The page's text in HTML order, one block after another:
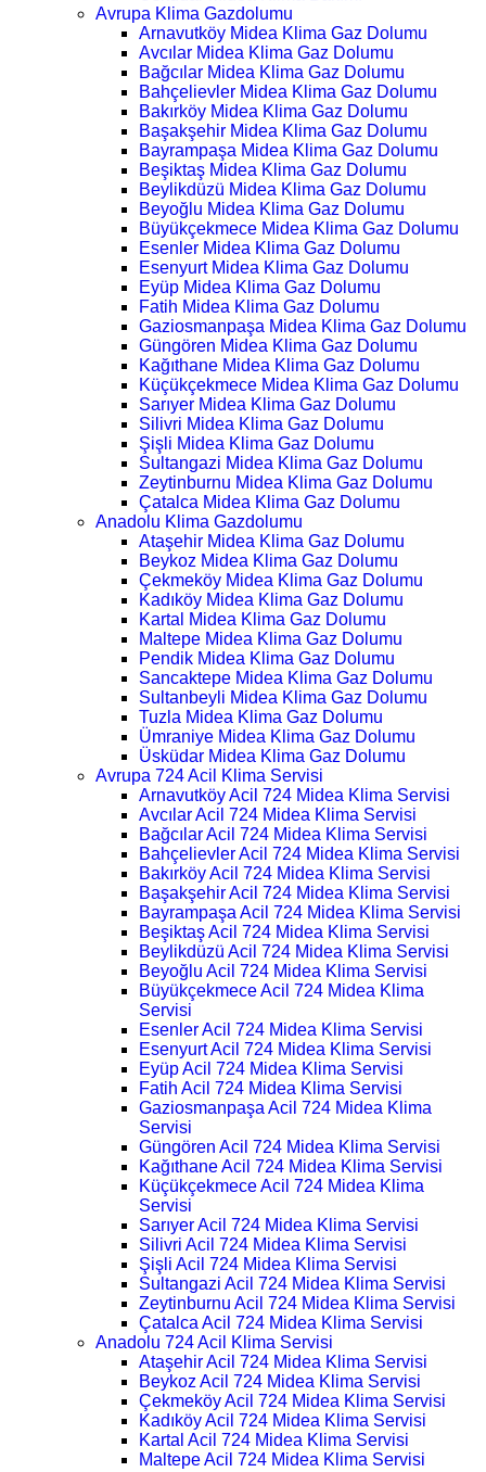
Avrupa Klima Gazdolumu
Arnavutköy Midea Klima Gaz Dolumu
Avcılar Midea Klima Gaz Dolumu
Bağcılar Midea Klima Gaz Dolumu
Bahçelievler Midea Klima Gaz Dolumu
Bakırköy Midea Klima Gaz Dolumu
Başakşehir Midea Klima Gaz Dolumu
Bayrampaşa Midea Klima Gaz Dolumu
Beşiktaş Midea Klima Gaz Dolumu
Beylikdüzü Midea Klima Gaz Dolumu
Beyoğlu Midea Klima Gaz Dolumu
Büyükçekmece Midea Klima Gaz Dolumu
Esenler Midea Klima Gaz Dolumu
Esenyurt Midea Klima Gaz Dolumu
Eyüp Midea Klima Gaz Dolumu
Fatih Midea Klima Gaz Dolumu
Gaziosmanpaşa Midea Klima Gaz Dolumu
Güngören Midea Klima Gaz Dolumu
Kağıthane Midea Klima Gaz Dolumu
Küçükçekmece Midea Klima Gaz Dolumu
Sarıyer Midea Klima Gaz Dolumu
Silivri Midea Klima Gaz Dolumu
Şişli Midea Klima Gaz Dolumu
Sultangazi Midea Klima Gaz Dolumu
Zeytinburnu Midea Klima Gaz Dolumu
Çatalca Midea Klima Gaz Dolumu
Anadolu Klima Gazdolumu
Ataşehir Midea Klima Gaz Dolumu
Beykoz Midea Klima Gaz Dolumu
Çekmeköy Midea Klima Gaz Dolumu
Kadıköy Midea Klima Gaz Dolumu
Kartal Midea Klima Gaz Dolumu
Maltepe Midea Klima Gaz Dolumu
Pendik Midea Klima Gaz Dolumu
Sancaktepe Midea Klima Gaz Dolumu
Sultanbeyli Midea Klima Gaz Dolumu
Tuzla Midea Klima Gaz Dolumu
Ümraniye Midea Klima Gaz Dolumu
Üsküdar Midea Klima Gaz Dolumu
Avrupa 724 Acil Klima Servisi
Arnavutköy Acil 724 Midea Klima Servisi
Avcılar Acil 724 Midea Klima Servisi
Bağcılar Acil 724 Midea Klima Servisi
Bahçelievler Acil 724 Midea Klima Servisi
Bakırköy Acil 724 Midea Klima Servisi
Başakşehir Acil 724 Midea Klima Servisi
Bayrampaşa Acil 724 Midea Klima Servisi
Beşiktaş Acil 724 Midea Klima Servisi
Beylikdüzü Acil 724 Midea Klima Servisi
Beyoğlu Acil 724 Midea Klima Servisi
Büyükçekmece Acil 724 Midea Klima
Servisi
Esenler Acil 724 Midea Klima Servisi
Esenyurt Acil 724 Midea Klima Servisi
Eyüp Acil 724 Midea Klima Servisi
Fatih Acil 724 Midea Klima Servisi
Gaziosmanpaşa Acil 724 Midea Klima
Servisi
Güngören Acil 724 Midea Klima Servisi
Kağıthane Acil 724 Midea Klima Servisi
Küçükçekmece Acil 724 Midea Klima
Servisi
Sarıyer Acil 724 Midea Klima Servisi
Silivri Acil 724 Midea Klima Servisi
Şişli Acil 724 Midea Klima Servisi
Sultangazi Acil 724 Midea Klima Servisi
Zeytinburnu Acil 724 Midea Klima Servisi
Çatalca Acil 724 Midea Klima Servisi
Anadolu 724 Acil Klima Servisi
Ataşehir Acil 724 Midea Klima Servisi
Beykoz Acil 724 Midea Klima Servisi
Çekmeköy Acil 724 Midea Klima Servisi
Kadıköy Acil 724 Midea Klima Servisi
Kartal Acil 724 Midea Klima Servisi
Maltepe Acil 724 Midea Klima Servisi